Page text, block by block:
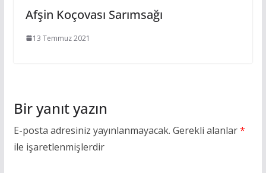
Afşin Koçovası Sarımsağı
13 Temmuz 2021
Bir yanıt yazın
E-posta adresiniz yayınlanmayacak. Gerekli alanlar*
ile işaretlenmişlerdir